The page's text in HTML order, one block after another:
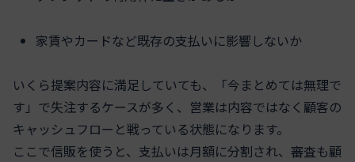
家賃やカードなど既存の支払いに影響しないか
いくら提案内容に満足していても、「今まとめては無理で
す」で失注するケースが多く、営業は内容ではなく顧客の
キャッシュフローと戦っている状態になります。
ここで信販を使うと、支払いは月額に分割され、審査も顧